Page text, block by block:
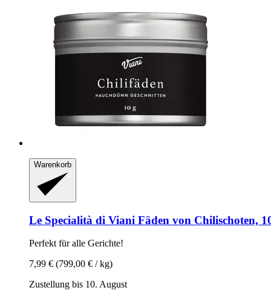
Warenkorb
Le Specialità di Viani Fäden von Chilischoten,
Perfekt für alle Gerichte!
7,99 € (799,00 € / kg)
Zustellung bis 10. August